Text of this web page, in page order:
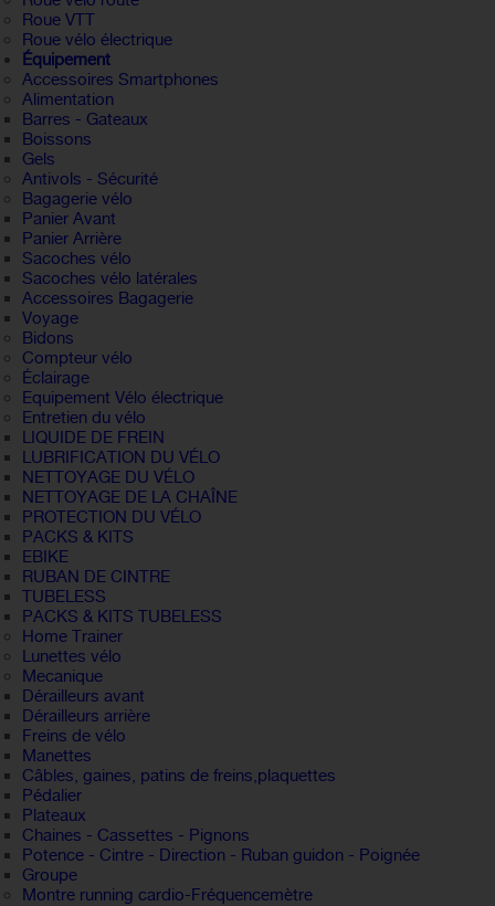
Roue VTT
Roue vélo électrique
Équipement
Accessoires Smartphones
Alimentation
Barres - Gateaux
Boissons
Gels
Antivols - Sécurité
Bagagerie vélo
Panier Avant
Panier Arrière
Sacoches vélo
Sacoches vélo latérales
Accessoires Bagagerie
Voyage
Bidons
Compteur vélo
Éclairage
Equipement Vélo électrique
Entretien du vélo
LIQUIDE DE FREIN
LUBRIFICATION DU VÉLO
NETTOYAGE DU VÉLO
NETTOYAGE DE LA CHAÎNE
PROTECTION DU VÉLO
PACKS & KITS
EBIKE
RUBAN DE CINTRE
TUBELESS
PACKS & KITS TUBELESS
Home Trainer
Lunettes vélo
Mecanique
Dérailleurs avant
Dérailleurs arrière
Freins de vélo
Manettes
Câbles, gaines, patins de freins,plaquettes
Pédalier
Plateaux
Chaines - Cassettes - Pignons
Potence - Cintre - Direction - Ruban guidon - Poignée
Groupe
Montre running cardio-Fréquencemètre